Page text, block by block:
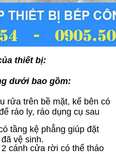
thiết bị:
dưới bao gồm:
rửa trên bề mặt, kế bên có
ráo ly, ráo dụng cụ sau
tầng kệ phẳng giúp đặt
vệ sinh.
cánh cửa rời có thể tháo